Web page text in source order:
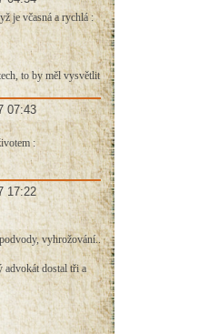
je včasná a rychlá :
to by měl vysvětlit
07:43
:
17:22
vyhrožování..
advokát dostal tři a